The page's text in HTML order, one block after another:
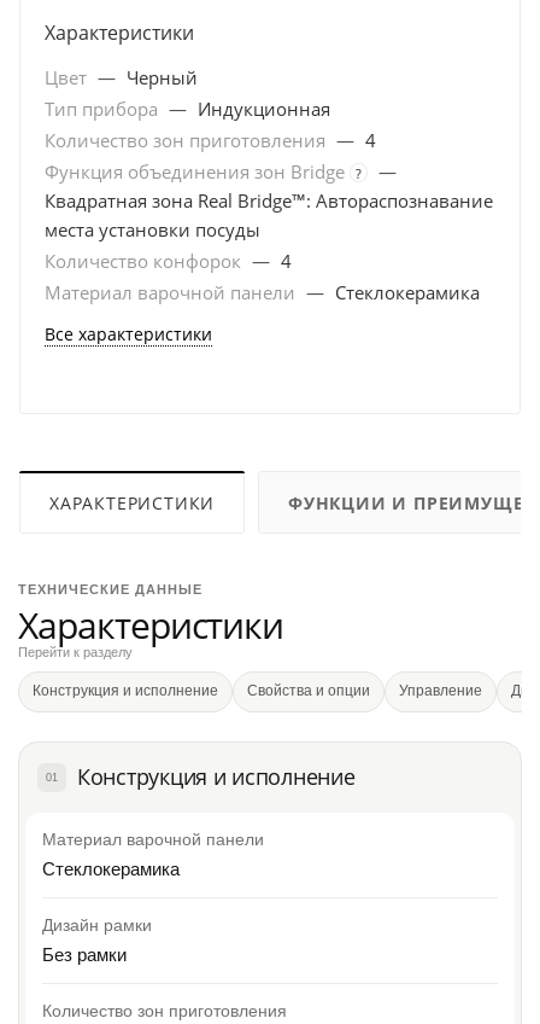
Характеристики
Цвет — Черный
Тип прибора — Индукционная
Количество зон приготовления — 4
Функция объединения зон Bridge ?
—
Квадратная зона Real Bridge™: Автораспознавание
места установки посуды
Количество конфорок — 4
Материал варочной панели — Стеклокерамика
Все характеристики
ХАРАКТЕРИСТИКИ ФУНКЦИИ И
ТЕХНИЧЕСКИЕ ДАННЫЕ
Характеристики
Перейти к разделу
Конструкция и исполнение Свойства и опции Управление
01 Конструкция и исполнение
Материал варочной панели
Стеклокерамика
Дизайн рамки
Без рамки
Количество зон приготовления